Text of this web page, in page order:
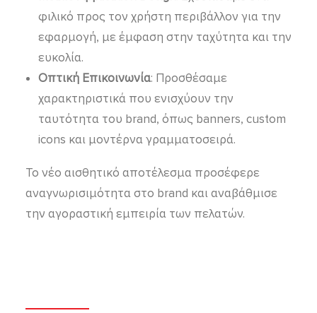
φιλικό προς τον χρήστη περιβάλλον για την
εφαρμογή, με έμφαση στην ταχύτητα και την
ευκολία.
Οπτική Επικοινωνία: Προσθέσαμε
χαρακτηριστικά που ενισχύουν την
ταυτότητα του brand, όπως banners, custom
icons και μοντέρνα γραμματοσειρά.
Το νέο αισθητικό αποτέλεσμα προσέφερε
αναγνωρισιμότητα στο brand και αναβάθμισε
την αγοραστική εμπειρία των πελατών.